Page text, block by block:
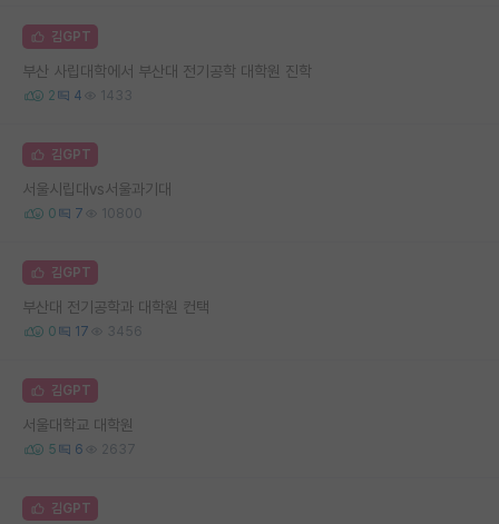
김GPT
부산 사립대학에서 부산대 전기공학 대학원 진학
2 4 1433
김GPT
서울시립대vs서울과기대
0 7 10800
김GPT
부산대 전기공학과 대학원 컨택
0 17 3456
김GPT
서울대학교 대학원
5 6 2637
김GPT